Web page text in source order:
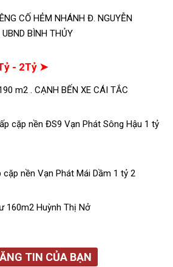
CỐ HẺM NHÁNH Đ. NGUYỄN
BÌNH THỦY
- 2Tỷ ➤
m2 . CẠNH BẾN XE CÁI TẮC
cặp nền ĐS9 Vạn Phát Sông Hậu 1 tỷ
cặp nền Vạn Phát Mái Dầm 1 tỷ 2
160m2 Huỳnh Thị Nở
TIN CỦA BẠN